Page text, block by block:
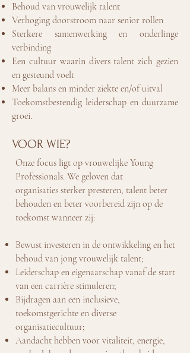
Behoud van vrouwelijk talent
Verhoging doorstroom naar senior rollen
Sterkere samenwerking en onderlinge
verbinding
Een cultuur waarin divers talent zich gezien
en gesteund voelt
Meer balans en minder ziekte en/of uitval
Toekomstbestendig leiderschap en duurzame
groei.
VOOR WIE?
Onze focus ligt op vrouwelijke Young
Professionals. We geloven dat
organisaties sterker presteren, talent beter
behouden en beter voorbereid zijn op de
toekomst wanneer zij:
Bewust investeren in de ontwikkeling en het
behoud van jong vrouwelijk talent;
Leiderschap en eigenaarschap vanaf de start
van een carrière stimuleren;
Bijdragen aan een inclusieve,
toekomstgerichte en diverse
organisatiecultuur;
Aandacht hebben voor vitaliteit, energie,